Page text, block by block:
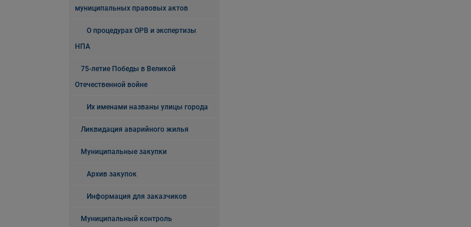
муниципальных правовых актов
О процедурах ОРВ и экспертизы
НПА
75-летие Победы в Великой
Отечественной войне
Их именами названы улицы города
Ликвидация аварийного жилья
Муниципальные закупки
Архив закупок
Информация для заказчиков
Муниципальный контроль